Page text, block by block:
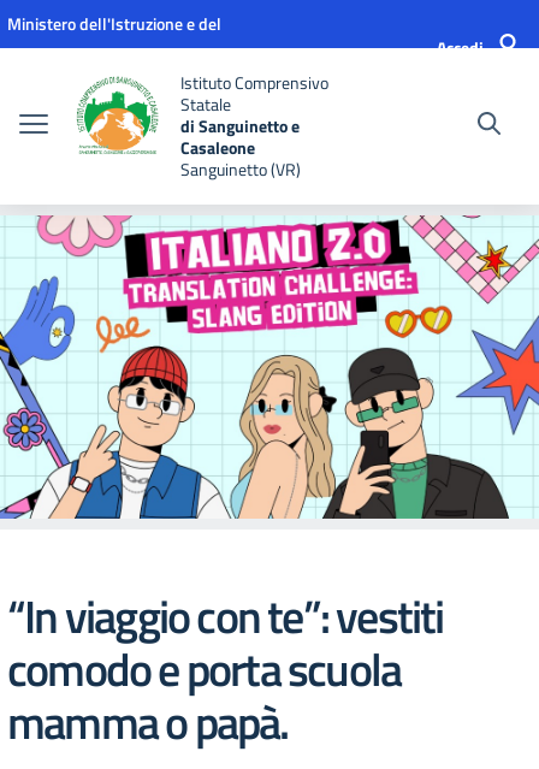
Vai ai contenuti
Vai al menu di navigazione
Vai al footer
Ministero dell'Istruzione e del
Accedi
Istituto Comprensivo
Statale
di Sanguinetto e
Casaleone
Sanguinetto (VR)
“In viaggio con te”: vestiti
comodo e porta scuola
mamma o papà.